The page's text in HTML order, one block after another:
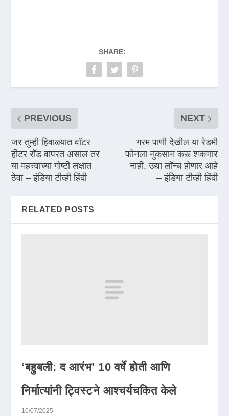
SHARE:
PREVIOUS
जर तुम्ही हिवाळ्यात वॉटर
हीटर रॉड वापरत असाल तर
या महत्त्वाच्या गोष्टी लक्षात
ठेवा – इंडिया टीव्ही हिंदी
NEXT
गरम पाणी देखील या रेडमी
फोनला नुकसान करू शकणार
नाही, उद्या लॉन्च होणार आहे
– इंडिया टीव्ही हिंदी
RELATED POSTS
‘बहुबली: द आरंभ’ 10 वर्षे होती आणि
निर्मात्यांनी ट्विस्टने आश्चर्यचकित केले
10/07/2025